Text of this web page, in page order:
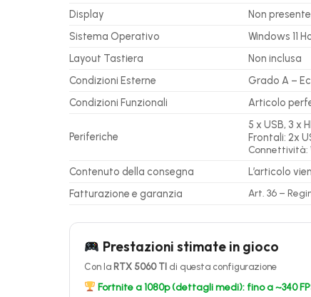
Display
Non
Sistema Operativo
Windows 11
Layout Tastiera
Non inclusa
Condizioni Esterne
Grado A –
Condizioni Funzionali
Articolo
Periferiche
5 x USB, 3 x
Frontali: 2x
Connettività:
Contenuto della consegna
L’articolo
Fatturazione e garanzia
Art. 36 –
Prestazioni stimate in gioco
Con la RTX 5060 TI di questa configurazione
Fortnite a 1080p (dettagli medi): fino a ~340